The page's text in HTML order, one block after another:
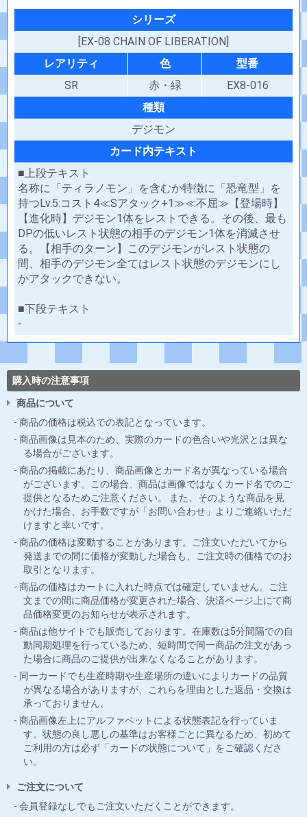
シリーズ
[EX-08 CHAIN OF LIBERATION]
レアリティ
色
型番
SR
赤・緑
EX8-016
種類
デジモン
カード内テキスト
■上段テキスト
名称に「ティラノモン」を含むか特徴に「恐竜型」を
持つLv.5:コスト4≪Sアタック+1≫≪不屈≫【登場時】
【進化時】デジモン1体をレストできる。その後、最も
DPの低いレスト状態の相手のデジモン1体を消滅させ
る。【相手のターン】このデジモンがレスト状態の
間、相手のデジモン全てはレスト状態のデジモンにし
かアタックできない。
■下段テキスト
-
購入時の注意事項
商品について
商品の価格は税込での表記となっています。
商品画像は見本のため、実際のカードの色合いや光沢とは異な
る場合がございます。
商品の掲載にあたり、商品画像とカード名が異なっている場合
がございます。この場合、商品は画像ではなくカード名でのご
提供となるためご注意ください。 また、そのような商品を見
かけた場合、お手数ですが「お問い合わせ」よりご連絡いただ
けますと幸いです。
商品の価格は変動することがあります。ご注文いただいてから
発送までの間に価格が変動した場合も、ご注文時の価格でのお
取引となります。
商品の価格はカートに入れた時点では確定していません。ご注
文までの間に商品価格が変更された場合、決済ページ上にて商
品価格変更のお知らせが表示されます。
商品は他サイトでも販売しております。在庫数は5分間隔での自
動同期処理を行っているため、短時間で同一商品の注文があっ
た場合に商品のご提供が出来なくなることがあります。
同一カードでも生産時期や生産場所の違いによりカードの品質
が異なる場合がありますが、これらを理由とした返品・交換は
承っておりません。
商品画像左上にアルファベットによる状態表記を行っていま
す。状態の良し悪しの基準はお客様ごとに異なるため、初めて
ご利用の方は必ず「カードの状態について」をご確認くださ
い。
ご注文について
会員登録なしでもご注文いただくことができます。